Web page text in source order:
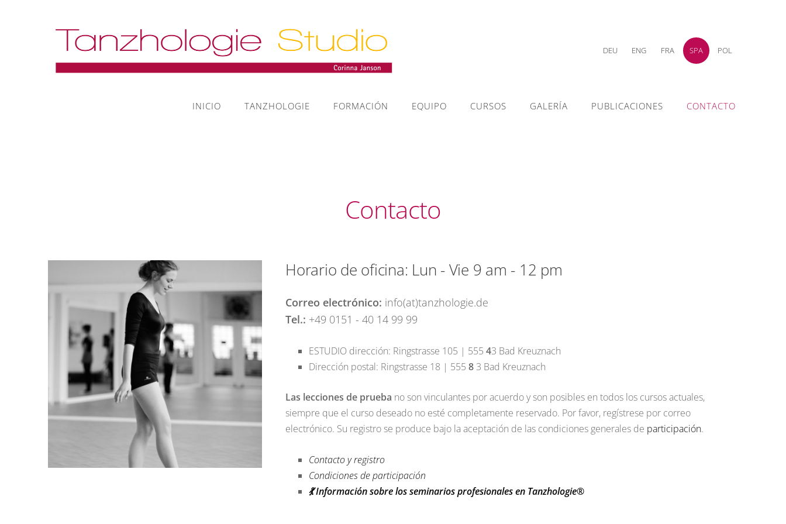
INICIO TANZHOLOGIE FORMACIÓN EQUIPO CURSOS GALERÍA PUBLICACIONES CONTACTO
DEU ENG FRA SPA POL
Contacto
Horario de oficina: Lun - Vie 9 am - 12 pm
Correo electrónico: info(at)tanzhologie.de
Tel.: +49 0151 - 40 14 99 99
ESTUDIO dirección: Ringstrasse 105 | 555 43 Bad Kreuznach
Dirección postal: Ringstrasse 18 | 555 8 3 Bad Kreuznach
Las lecciones de prueba no son vinculantes por acuerdo y son posibles en todos los cursos actuales,
siempre que el curso deseado no esté completamente reservado. Por favor, regístrese por correo
electrónico. Su registro se produce bajo la aceptación de las condiciones generales de participación.
Contacto y registro
Condiciones de participación
💃 Información sobre los seminarios profesionales en Tanzhologie®